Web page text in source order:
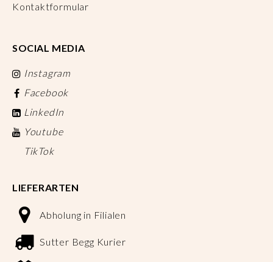
Kontaktformular
SOCIAL MEDIA
Instagram
Facebook
LinkedIn
Youtube
TikTok
LIEFERARTEN
Abholung in Filialen
Sutter Begg Kurier